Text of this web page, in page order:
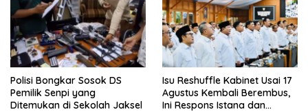
Polisi Bongkar Sosok DS
Pemilik Senpi yang
Ditemukan di Sekolah Jaksel
Isu Reshuffle Kabinet Usai 17
Agustus Kembali Berembus,
Ini Respons Istana dan